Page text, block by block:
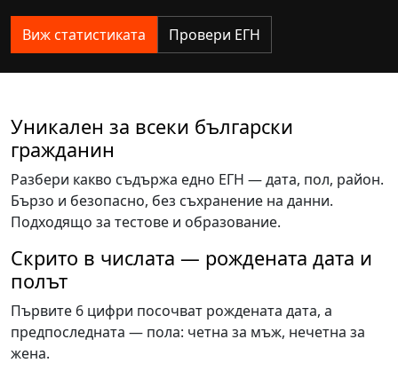
Виж статистиката Провери ЕГН
Уникален за всеки български
гражданин
Разбери какво съдържа едно ЕГН — дата, пол, район.
Бързо и безопасно, без съхранение на данни.
Подходящо за тестове и образование.
Скрито в числата — рождената дата и
полът
Първите 6 цифри посочват рождената дата, а
предпоследната — пола: четна за мъж, нечетна за
жена.